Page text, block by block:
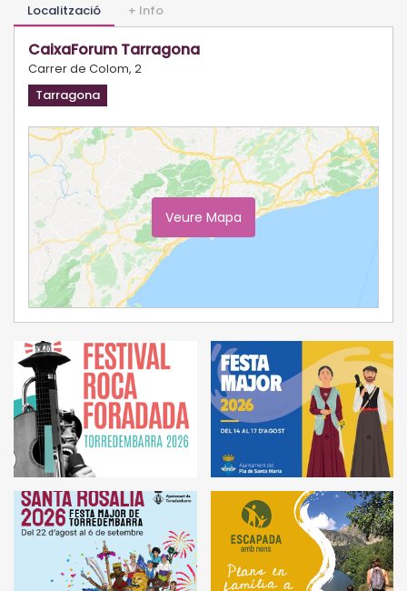
Localització + Info
CaixaForum Tarragona
Carrer de Colom, 2
Tarragona
Veure Mapa